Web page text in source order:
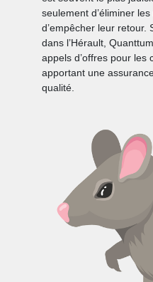
seulement d’éliminer
d’empêcher leur retour.
dans l’Hérault,
appels d’offres pour les
apportant une
qualité.